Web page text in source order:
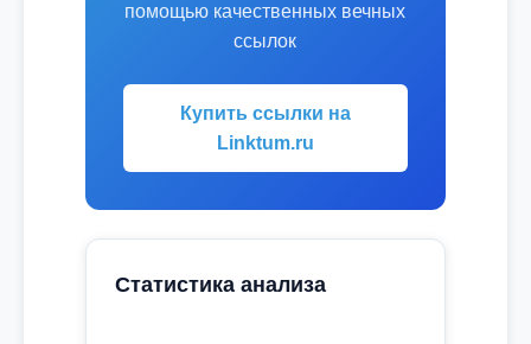
помощью качественных вечных
ссылок
Купить ссылки на
Linktum.ru
Статистика анализа